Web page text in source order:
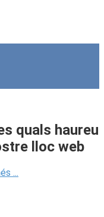
quals haureu
lloc web
...